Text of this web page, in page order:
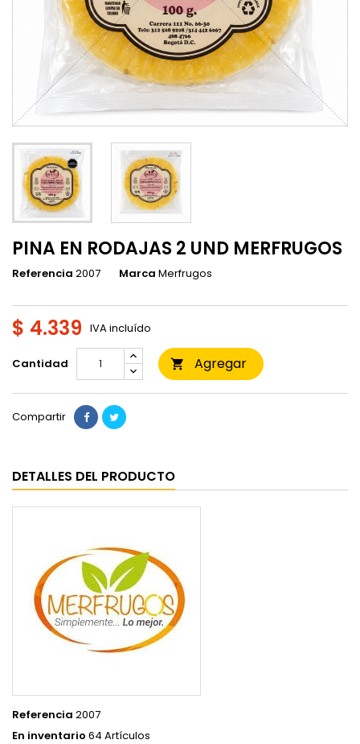
PINA EN RODAJAS 2 UND MERFRUGOS
Referencia 2007 Marca Merfrugos
$ 4.339 IVA incluído
Cantidad  Agregar
Compartir
DETALLES DEL PRODUCTO
Referencia 2007
En inventario 64 Artículos